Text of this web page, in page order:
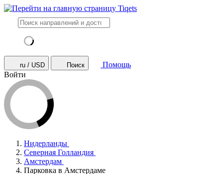
ru / USD Поиск
Помощь
Войти
Нидерланды
Северная Голландия
Амстердам
Парковка в Амстердаме